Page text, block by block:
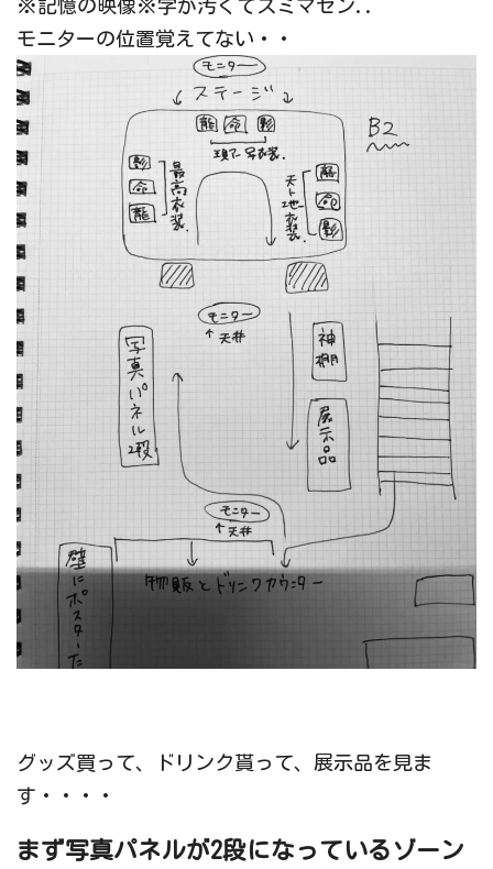
※記憶の映像※字が汚くてスミマセン..
モニターの位置覚えてない・・
グッズ買って、ドリンク貰って、展示品を見ま
す・・・・
まず写真パネルが2段になっているゾーン